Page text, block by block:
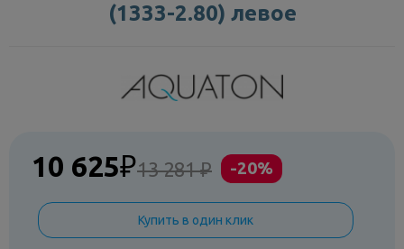
(1333-2.80) левое
10 625₽13 281 ₽ -20%
Купить в один клик